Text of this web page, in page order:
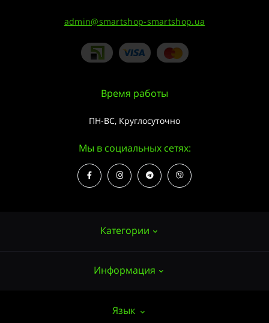
admin@smartshop-smartshop.ua
Категории
Информация
Время работы
ПН-ВС, Круглосуточно
Мы в социальных сетях:
Язык